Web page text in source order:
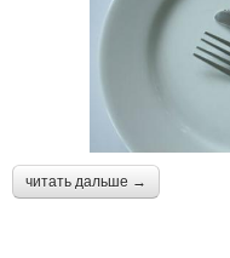
читать дальше →